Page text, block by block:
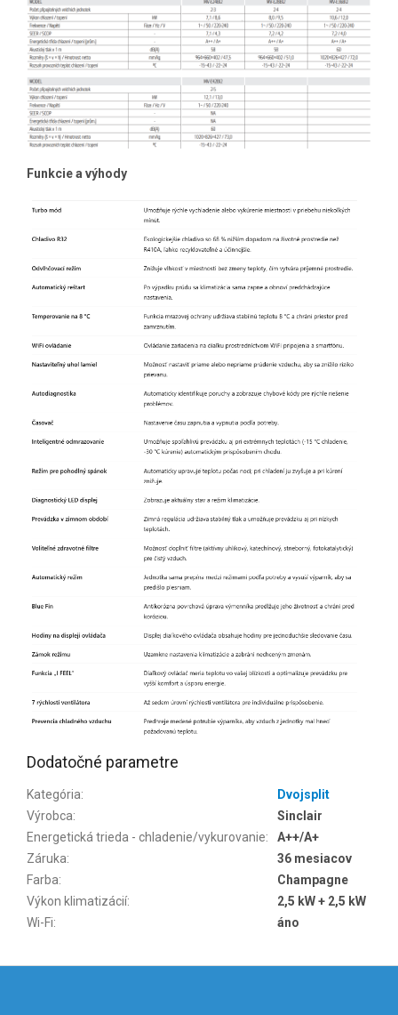
Funkcie a výhody
Dodatočné parametre
Kategória:
Dvojsplit
Výrobca:
Sinclair
Energetická trieda - chladenie/vykurovanie:
A++/A+
Záruka:
36 mesiacov
Farba:
Champagne
Výkon klimatizácií:
2,5 kW + 2,5 kW
Wi-Fi: áno